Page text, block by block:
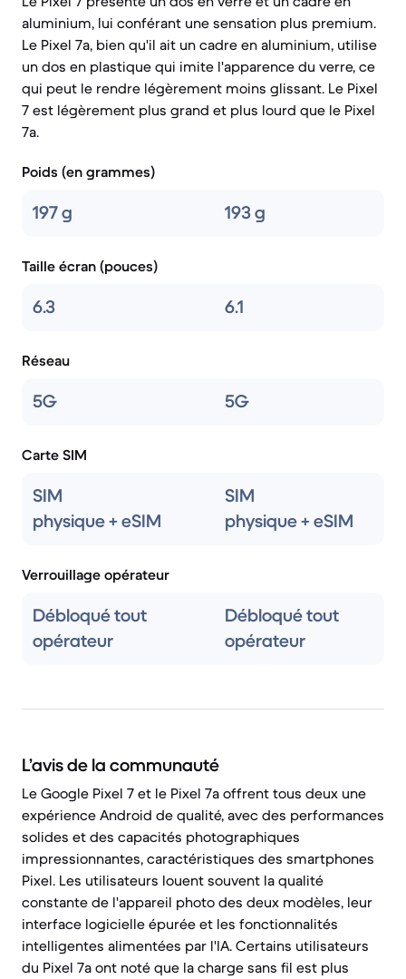
aluminium, lui conférant une sensation plus premium.
Le Pixel 7a, bien qu'il ait un cadre en aluminium, utilise
un dos en plastique qui imite l'apparence du verre, ce
qui peut le rendre légèrement moins glissant. Le Pixel
7 est légèrement plus grand et plus lourd que le Pixel
7a.
Poids (en grammes)
197 g 193 g
Taille écran (pouces)
6.3 6.1
Réseau
5G 5G
Carte SIM
SIM
physique + eSIM
SIM
physique + eSIM
Verrouillage opérateur
Débloqué tout
opérateur
Débloqué tout
opérateur
L’avis de la communauté
Le Google Pixel 7 et le Pixel 7a offrent tous deux une
expérience Android de qualité, avec des performances
solides et des capacités photographiques
impressionnantes, caractéristiques des smartphones
Pixel. Les utilisateurs louent souvent la qualité
constante de l'appareil photo des deux modèles, leur
interface logicielle épurée et les fonctionnalités
intelligentes alimentées par l'IA. Certains utilisateurs
du Pixel 7a ont noté que la charge sans fil est plus